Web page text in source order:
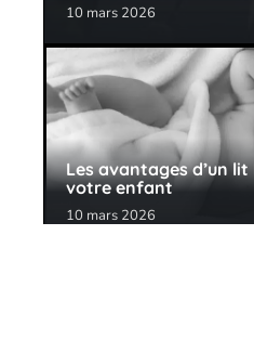
10 mars 2026
Les avantages d’un
votre enfant
10 mars 2026